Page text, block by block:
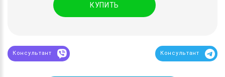
КУПИТЬ
Консультант Консультант